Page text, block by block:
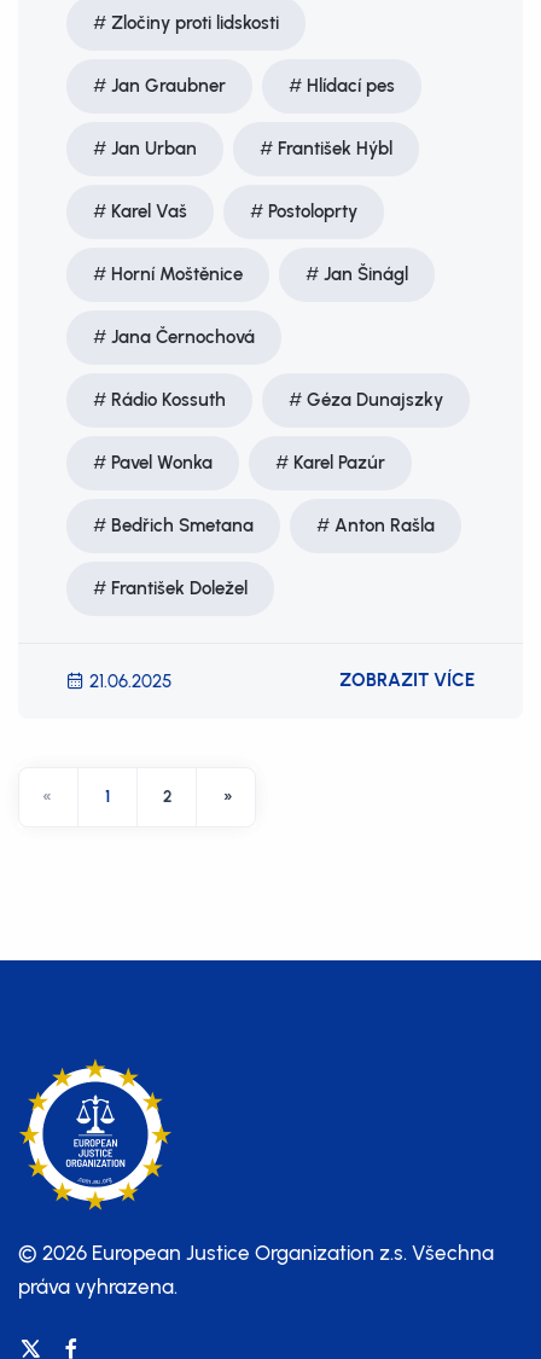
Zločiny proti lidskosti
Jan Graubner Hlídací pes
Jan Urban František Hýbl
Karel Vaš Postoloprty
Horní Moštěnice Jan Šinágl
Jana Černochová
Rádio Kossuth Géza Dunajszky
Pavel Wonka Karel Pazúr
Bedřich Smetana Anton Rašla
František Doležel
21.06.2025 ZOBRAZIT VÍCE
« 1 2 »
© 2026 European Justice Organization z.s. Všechna
práva vyhrazena.